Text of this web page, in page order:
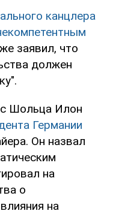
канцлера
заявил, что
должен
Шольца Илон
Германии
Он назвал
на
о
на